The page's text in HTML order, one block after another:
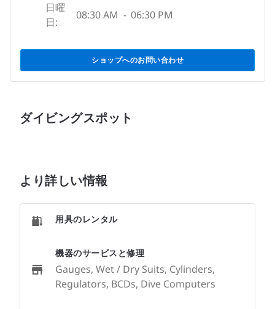
日曜
日:
08:30 AM - 06:30 PM
ショップへのお問い合わせ
ダイビングスポット
より詳しい情報
用具のレンタル
機器のサービスと修理
Gauges, Wet / Dry Suits, Cylinders,
Regulators, BCDs, Dive Computers